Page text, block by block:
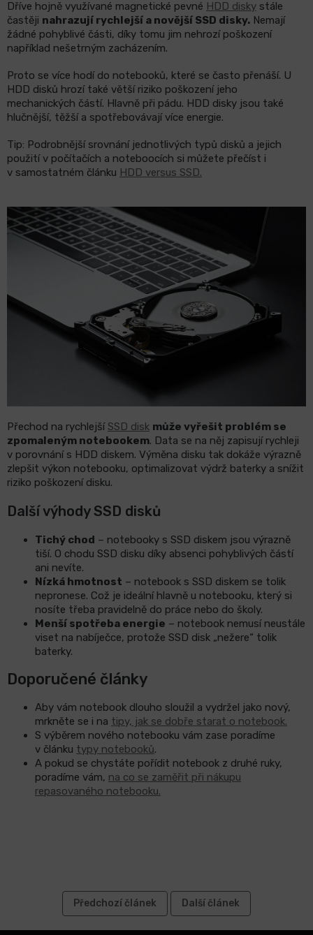
Dříve hojně využívané magnetické pevné HDD disky stále
častěji nahrazují rychlejší a novější SSD disky. Nemají
žádné pohyblivé části, díky tomu jim nehrozí poškození
například nešetrným zacházením.
Proto se více hodí do notebooků, které se často přenáší. U
HDD disků hrozí také větší riziko poškození jeho
mechanických částí. Hlavně při pádu. HDD disky jsou také
hlučnější, těžší a spotřebovávají více energie.
Tip: Podrobnější srovnání jednotlivých typů disků a jejich
použití v počítačích a noteboocích si můžete přečíst i
v samostatném článku HDD versus SSD.
Přechod na rychlejšíSSD disk může vyřešit problém se
zpomaleným notebookem. Data se na něj zapisují rychleji
v porovnání s HDD diskem. Výměna disku tak dokáže výrazně
zlepšit výkon notebooku, optimalizovat výdrž baterky a snížit
riziko poškození disku.
Dalšívýhody SSD disků
Tichý chod – notebooky s SSD diskem jsou výrazně
tiší. O chodu SSD disku díky absenci pohyblivých částí
ani nevíte.
Nízká hmotnost – notebook s SSD diskem se tolik
nepronese. Což je ideální hlavně u notebooku, který si
nosíte třeba pravidelně do práce nebo do školy.
Menší spotřeba energie – notebook nemusí neustále
viset na nabíječce, protože SSD disk „nežere“ tolik
baterky.
Doporučené články
Aby vám notebook dlouho sloužil a vydržel jako nový,
mrkněte se i na tipy, jak se dobře starat o notebook.
S výběrem nového notebooku vám zase poradíme
v článku typy notebooků.
A pokud se chystáte pořídit notebook z druhé ruky,
poradíme vám, na co se zaměřit při nákupu
repasovaného notebooku.
Předchozí článek Další článek